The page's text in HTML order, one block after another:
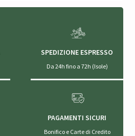
SPEDIZIONE ESPRESSO
Da 24h fino a 72h (Isole)
PAGAMENTI SICURI
Bonifico e Carte di Credito